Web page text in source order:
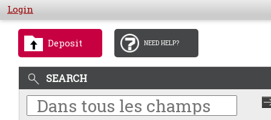
Login
Deposit NEED HELP?
SEARCH